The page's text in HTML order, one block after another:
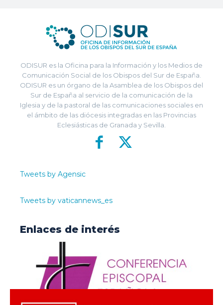
ODISUR es la Oficina para la Información y los Medios de
Comunicación Social de los Obispos del Sur de España.
ODISUR es un órgano de la Asamblea de los Obispos del
Sur de España al servicio de la comunicación de la
Iglesia y de la pastoral de las comunicaciones sociales en
el ámbito de las diócesis integradas en las Provincias
Eclesiásticas de Granada y Sevilla.
Tweets by Agensic
Tweets by vaticannews_es
Enlaces de interés